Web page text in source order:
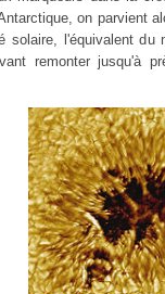
on parvient
solaire, l'équivalent du
remonter jusqu'à